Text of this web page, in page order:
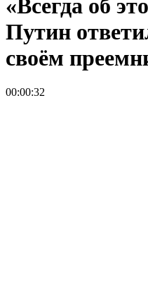
«Всегда об
Путин
своём
00:00:32